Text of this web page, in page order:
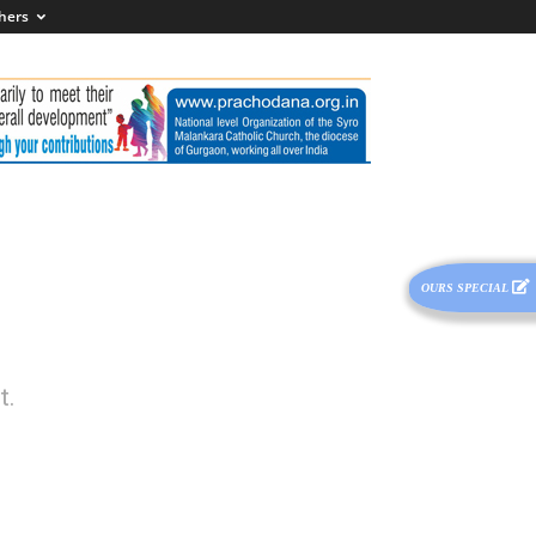
OURS SPECIAL